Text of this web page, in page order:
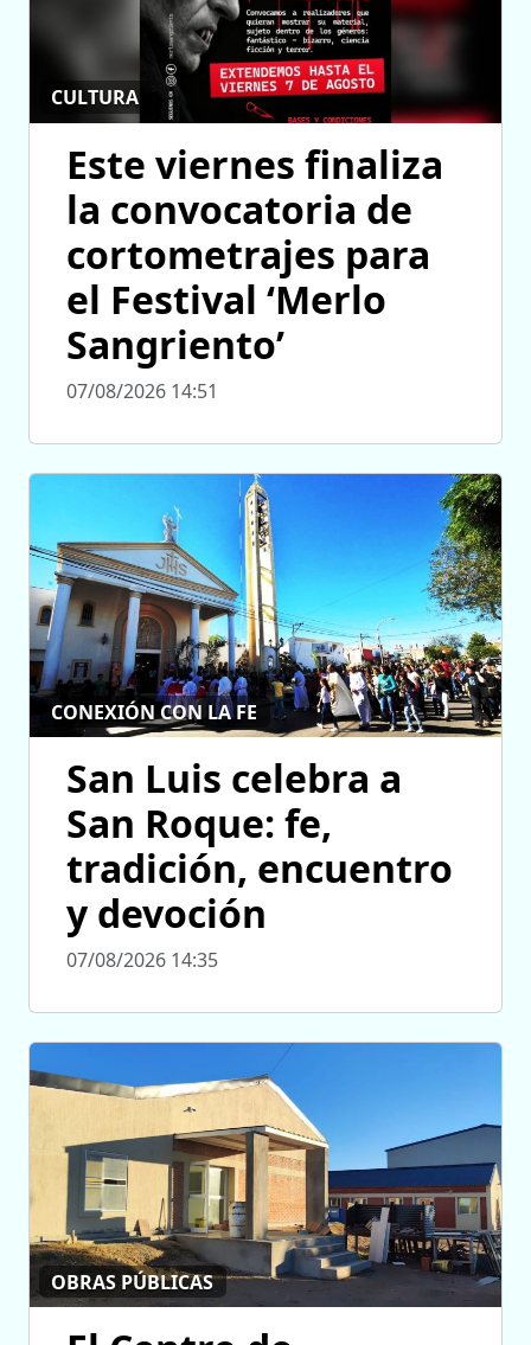
CULTURA
Este viernes finaliza
la convocatoria de
cortometrajes para
el Festival ‘Merlo
Sangriento’
07/08/2026 14:51
CONEXIÓN CON LA FE
San Luis celebra a
San Roque: fe,
tradición, encuentro
y devoción
07/08/2026 14:35
OBRAS PÚBLICAS